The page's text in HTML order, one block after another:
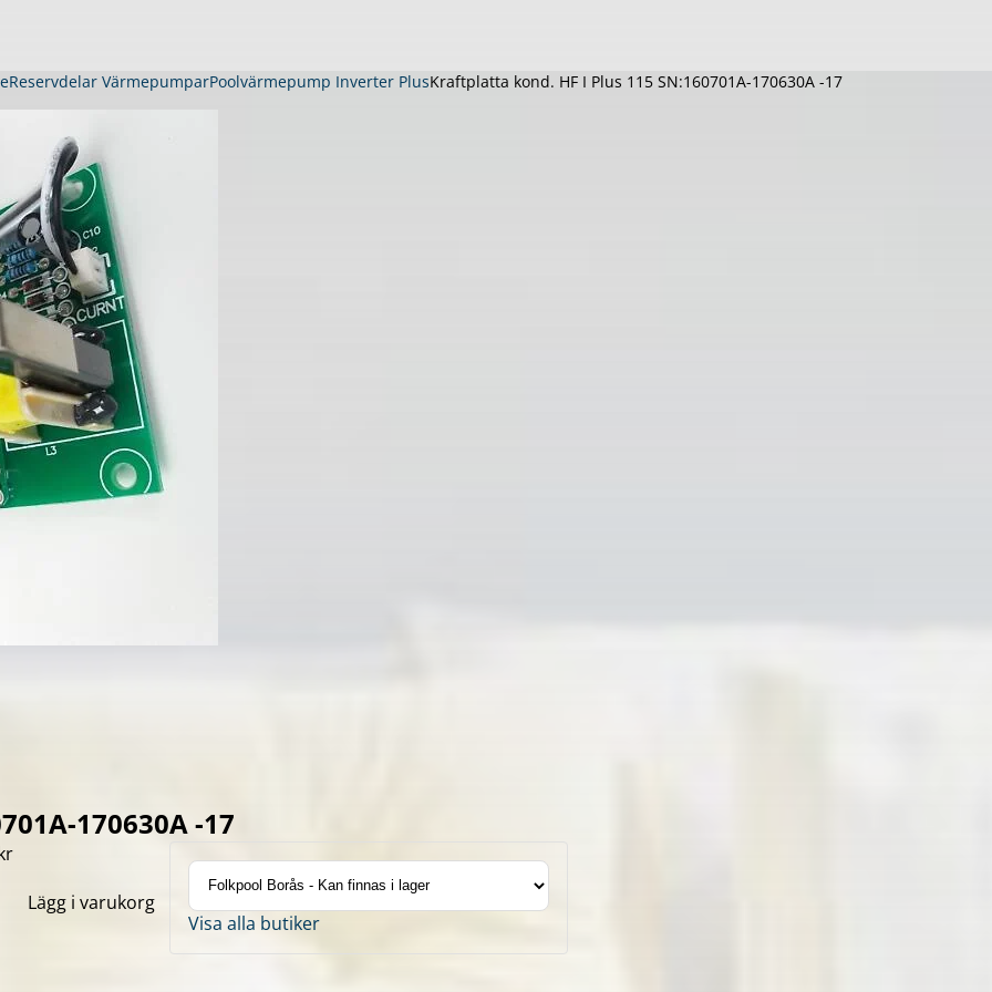
Reservdelar VärmepumparPoolvärmepump Inverter PlusKraftplatta kond. HF I Plus 115 SN:160701A-170630A -17
170630A -17
Lägg i varukorg
Visa alla butiker